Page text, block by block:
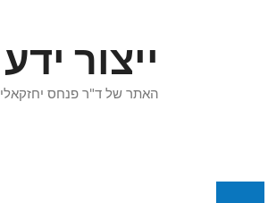
ייצור ידע
האתר של ד"ר פנחס יחזקאלי